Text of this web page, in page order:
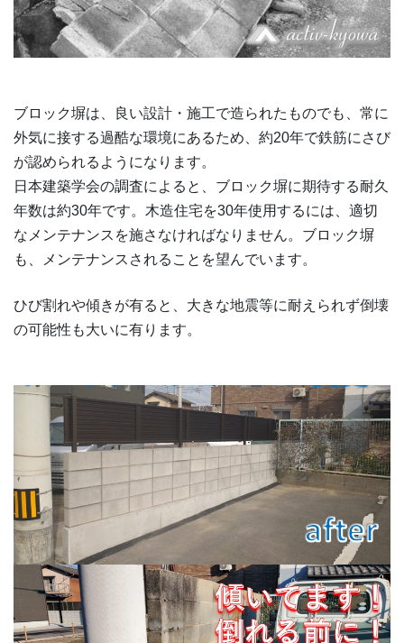
ブロック塀は、良い設計・施工で造られたものでも、常に
外気に接する過酷な環境にあるため、約20年で鉄筋にさび
が認められるようになります。
日本建築学会の調査によると、ブロック塀に期待する耐久
年数は約30年です。木造住宅を30年使用するには、適切
なメンテナンスを施さなければなりません。ブロック塀
も、メンテナンスされることを望んでいます。
ひび割れや傾きが有ると、大きな地震等に耐えられず倒壊
の可能性も大いに有ります。